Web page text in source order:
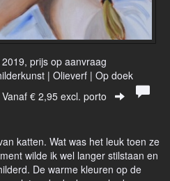
prijs op aanvraag
| Olieverf | Op doek
Vanaf € 2,95 excl. porto
katten. Wat was het leuk toen ze
wilde ik wel langer stilstaan en
De warme kleuren op de